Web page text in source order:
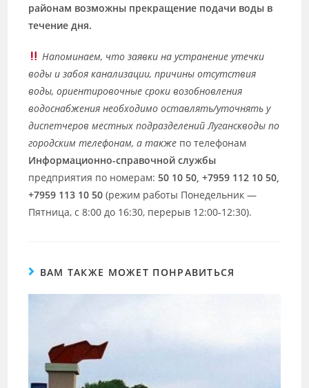
районам возможны прекращение подачи воды в
течение дня.
Напоминаем, чтозаявки на устранение утечки
воды и забоя канализации, причины отсутствия
воды, ориентировочные сроки возобновления
водоснабжения необходимо оставлять/уточнять у
диспетчеров местных подразделений Луганскводы по
городским телефонам, а также по телефонам
Информационно-справочной службы
предприятия по номерам:50 10 50, +7959 112 10 50,
+7959 113 10 50 (режим работы Понедельник —
Пятница, с 8:00 до 16:30, перерыв 12:00-12:30).
ВАМ ТАКЖЕ МОЖЕТ ПОНРАВИТЬСЯ